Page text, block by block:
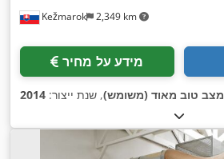
Kežmarok 2,349 km
מידע על מחיר
מצב טוב מאוד (משומש), שנת ייצור: 2014